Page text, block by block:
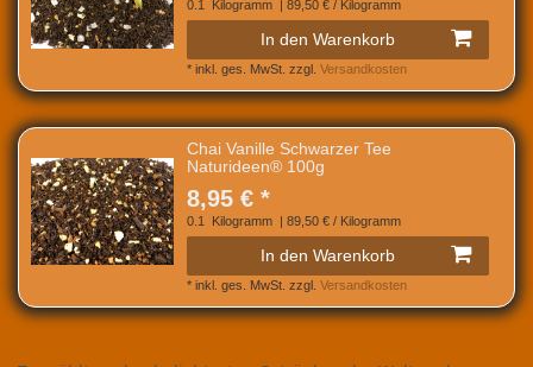
0.1 Kilogramm | 89,50 € / Kilogramm
In den Warenkorb
* inkl. ges. MwSt. zzgl. Versandkosten
Chai Vanille Schwarzer Tee
Naturideen® 100g
8,95 € *
0.1 Kilogramm | 89,50 € / Kilogramm
In den Warenkorb
* inkl. ges. MwSt. zzgl. Versandkosten